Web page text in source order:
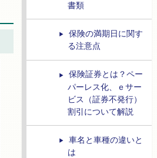
書類
保険の満期日に関す
る注意点
保険証券とは？ペー
パーレス化、ｅサー
ビス（証券不発行）
割引について解説
車名と車種の違いと
は